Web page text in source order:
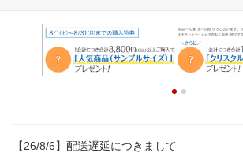
【26/8/6】配送遅延につきまして